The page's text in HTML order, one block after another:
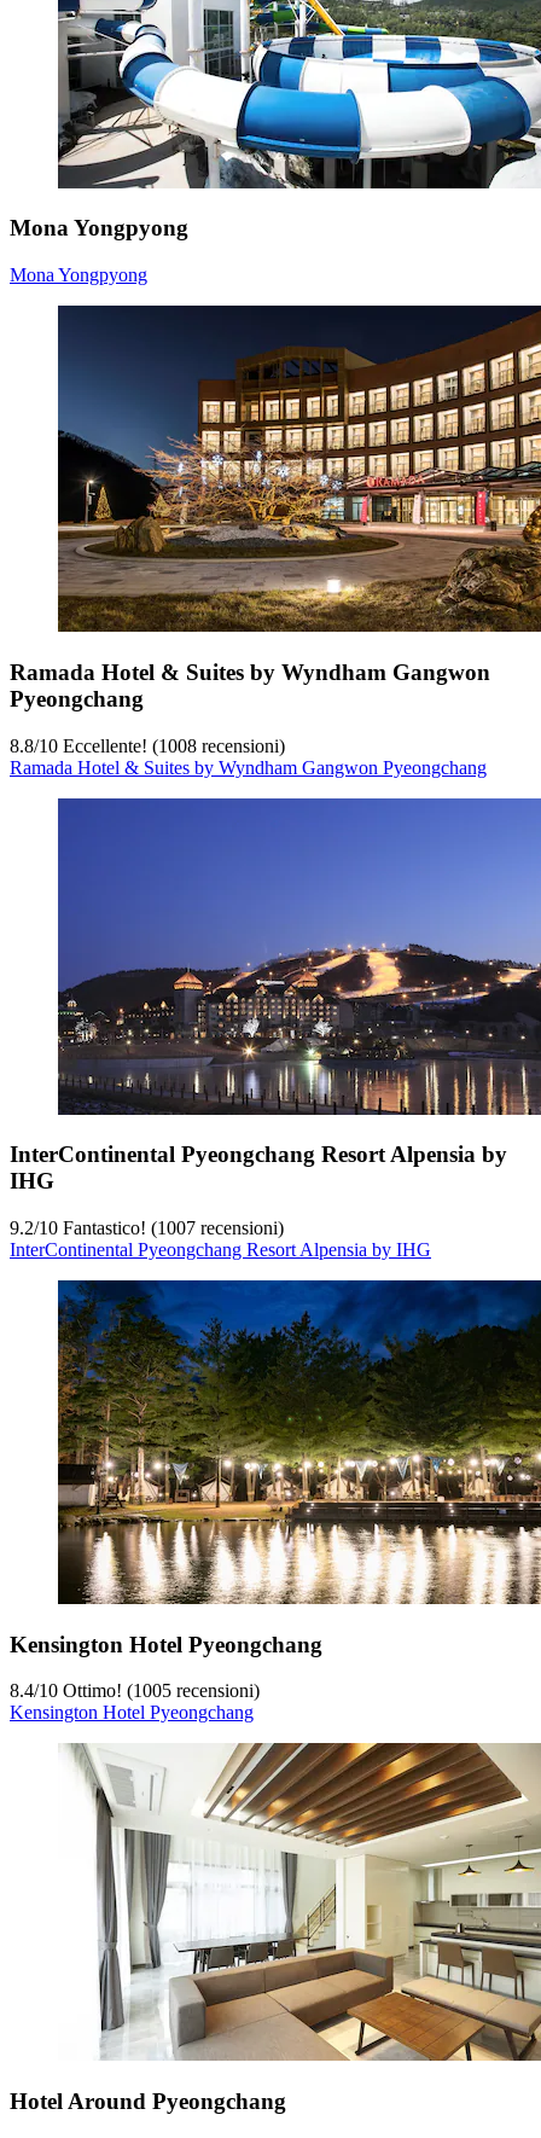
Mona Yongpyong
Mona Yongpyong
Ramada Hotel & Suites by Wyndham Gangwon
Pyeongchang
8.8/10 Eccellente! (1008 recensioni)
Ramada Hotel & Suites by Wyndham Gangwon Pyeongchang
InterContinental Pyeongchang Resort Alpensia by
IHG
9.2/10 Fantastico! (1007 recensioni)
InterContinental Pyeongchang Resort Alpensia by IHG
Kensington Hotel Pyeongchang
8.4/10 Ottimo! (1005 recensioni)
Kensington Hotel Pyeongchang
Hotel Around Pyeongchang